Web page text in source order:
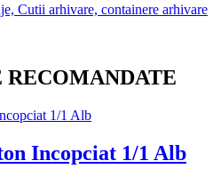
Cutii arhivare, containere arhivare
RECOMANDATE
Incopciat 1/1 Alb